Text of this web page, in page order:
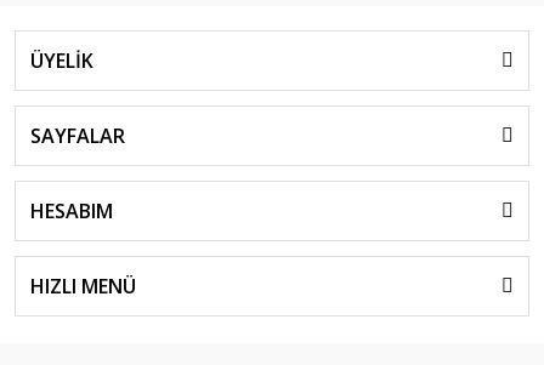
ÜYELİK
SAYFALAR
HESABIM
HIZLI MENÜ